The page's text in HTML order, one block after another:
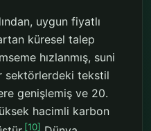
uygun fiyatlı
küresel talep
hızlanmış, suni
sektörlerdeki tekstil
genişlemiş ve 20.
hacimli karbon
[10]